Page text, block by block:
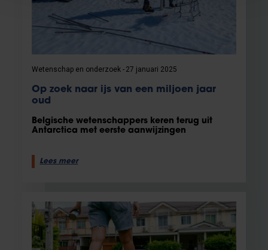
Wetenschap en onderzoek 27 januari 2025
Op zoek naar ijs van een miljoen jaar
oud
Belgische wetenschappers keren terug uit
Antarctica met eerste aanwijzingen
Lees meer